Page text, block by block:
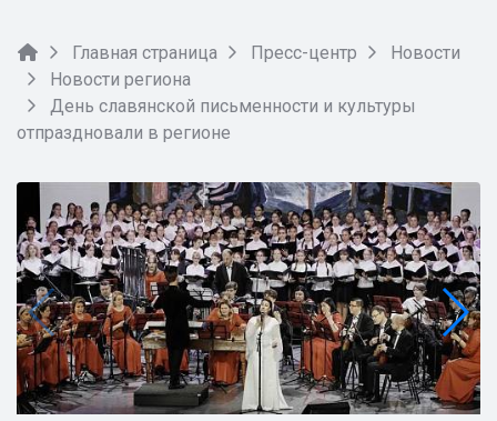
Главная страница Пресс-центр
Новости
Новости региона
День славянской письменности и культуры
отпраздновали в регионе